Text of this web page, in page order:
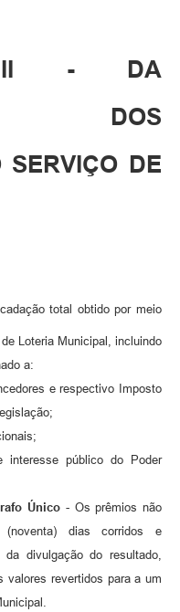
III - DA
DOS
SERVIÇO DE
total obtido por meio
Loteria Municipal, incluindo
a:
e respectivo Imposto
interesse público do Poder
- Os prêmios não
dias corridos e
divulgação do resultado,
valores revertidos para a um